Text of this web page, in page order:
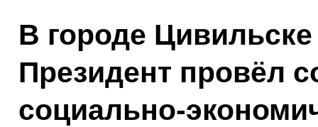
В городе
Президент провёл
социально-